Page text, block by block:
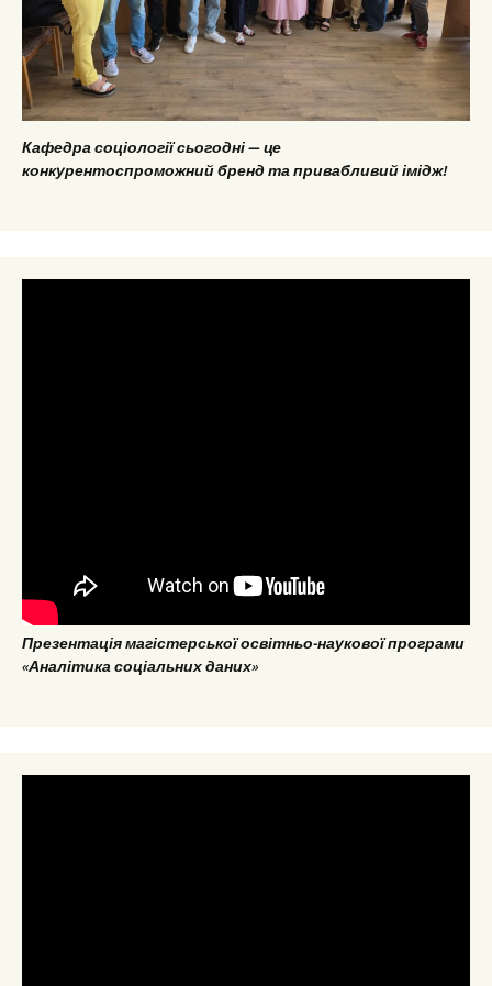
Кафедра соціології сьогодні — це
конкурентоспроможний бренд та привабливий імідж!
Презентація магістерської освітньо-наукової програми
«Аналітика соціальних даних»